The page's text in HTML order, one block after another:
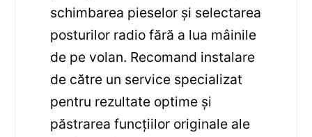
schimbarea pieselor și selectarea
posturilor radio fără a lua mâinile
de pe volan. Recomand instalare
de către un service specializat
pentru rezultate optime și
păstrarea funcțiilor originale ale